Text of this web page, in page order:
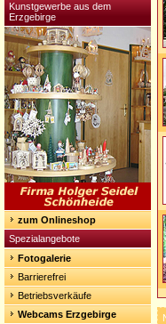
Kunstgewerbe aus dem
Erzgebirge
zum Onlineshop
Spezialangebote
Fotogalerie
Barrierefrei
Betriebsverkäufe
Webcams Erzgebirge